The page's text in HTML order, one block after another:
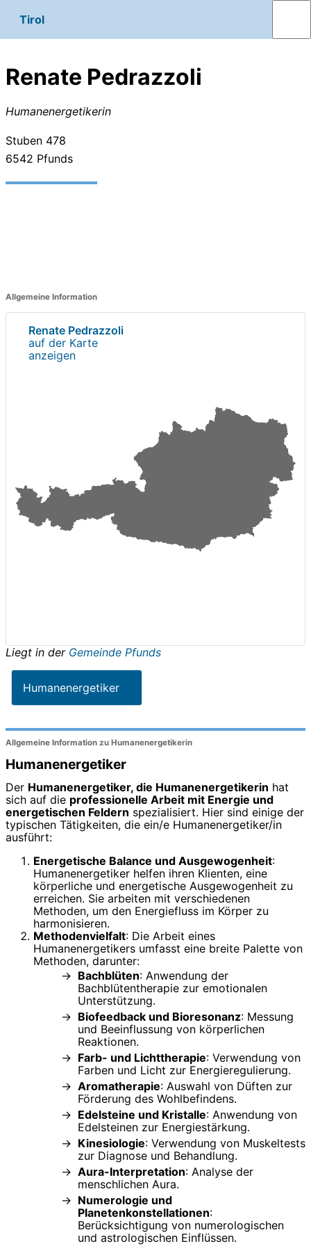
Tirol
Renate Pedrazzoli
Humanenergetikerin
Stuben 478
6542 Pfunds
Allgemeine Information
Renate Pedrazzoli
auf der Karte
anzeigen
Liegt in der Gemeinde Pfunds
Humanenergetiker
Allgemeine Information zu Humanenergetikerin
Humanenergetiker
Der Humanenergetiker, die Humanenergetikerin hat
sich auf die professionelle Arbeit mit Energie und
energetischen Feldern spezialisiert. Hier sind einige der
typischen Tätigkeiten, die ein/e Humanenergetiker/in
ausführt:
Energetische Balance und Ausgewogenheit:
Humanenergetiker helfen ihren Klienten, eine
körperliche und energetische Ausgewogenheit zu
erreichen. Sie arbeiten mit verschiedenen
Methoden, um den Energiefluss im Körper zu
harmonisieren.
Methodenvielfalt: Die Arbeit eines
Humanenergetikers umfasst eine breite Palette von
Methoden, darunter:
Bachblüten: Anwendung der
Bachblütentherapie zur emotionalen
Unterstützung.
Biofeedback und Bioresonanz: Messung
und Beeinflussung von körperlichen
Reaktionen.
Farb- und Lichttherapie: Verwendung von
Farben und Licht zur Energieregulierung.
Aromatherapie: Auswahl von Düften zur
Förderung des Wohlbefindens.
Edelsteine und Kristalle: Anwendung von
Edelsteinen zur Energiestärkung.
Kinesiologie: Verwendung von Muskeltests
zur Diagnose und Behandlung.
Aura-Interpretation: Analyse der
menschlichen Aura.
Numerologie und
Planetenkonstellationen:
Berücksichtigung von numerologischen
und astrologischen Einflüssen.